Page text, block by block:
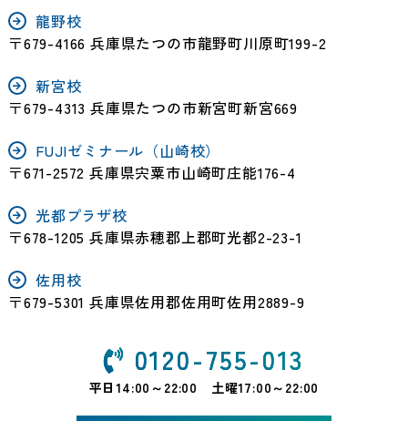
龍野校
〒679-4166 兵庫県たつの市龍野町川原町199-2
新宮校
〒679-4313 兵庫県たつの市新宮町新宮669
FUJIゼミナール（山崎校）
〒671-2572 兵庫県宍粟市山崎町庄能176-4
光都プラザ校
〒678-1205 兵庫県赤穂郡上郡町光都2-23-1
佐用校
〒679-5301 兵庫県佐用郡佐用町佐用2889-9
0120-755-013
平日14:00～22:00 土曜17:00～22:00